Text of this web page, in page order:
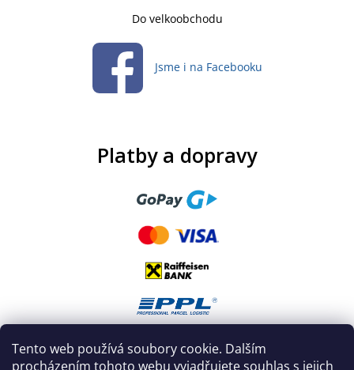
Tento web používá soubory cookie. Dalším
procházením tohoto webu vyjadřujete souhlas s jejich
Do velkoobchodu
Jsme i na Facebooku
Platby a dopravy